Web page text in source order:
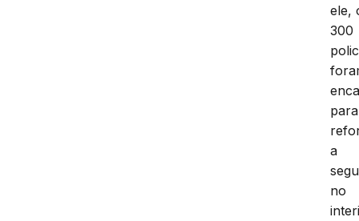
ele,
300
para
a
no